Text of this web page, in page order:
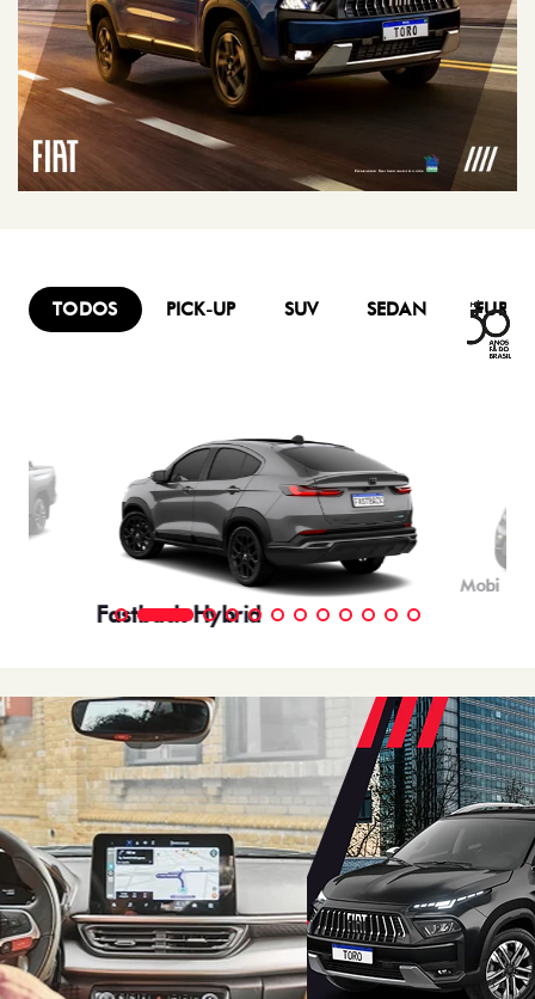
TODOS PICK-UP SUV SEDAN
Fastback Hybrid
Mobi